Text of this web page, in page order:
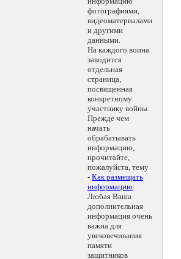
фотографиями,
видеоматериалами
и другими
данными.
На каждого воина
заводится
отдельная
страница,
посвященная
конкретному
участнику войны.
Прежде чем
начать
обрабатывать
информацию,
прочитайте,
пожалуйста, тему
- Как размещать
информацию.
Любая Ваша
дополнительная
информация очень
важна для
увековечивания
памяти
защитников